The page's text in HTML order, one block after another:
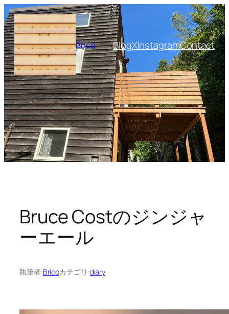
内
容
を
ス
キ
ッ
プ
Brico BlogXInstagramContact
Bruce Costのジンジャ
ーエール
執筆者:Bricoカテゴリ:diary